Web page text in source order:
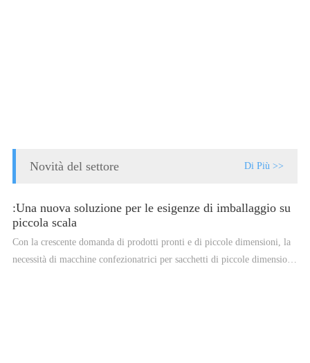
Novità del settore Di Più >>
:Una nuova soluzione per le esigenze di imballaggio su
piccola scala
Con la crescente domanda di prodotti pronti e di piccole dimensioni, la
necessità di macchine confezionatrici per sacchetti di piccole dimensioni